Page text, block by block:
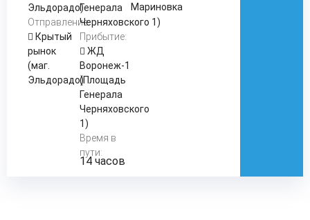
Эльдорадо)
Отправление:
Крытый
рынок
(маг.
Эльдорадо)
Генерала
Черняховского 1)
Прибытие:
ЖД
Воронеж-1
(Площадь
Генерала
Черняховского
1)
Время в
пути:
14 часов
Мариновка